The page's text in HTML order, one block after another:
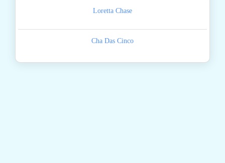
Loretta Chase
Cha Das Cinco